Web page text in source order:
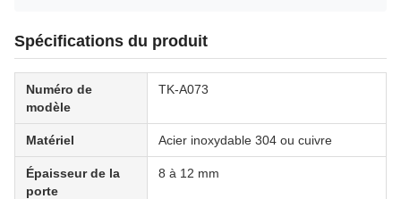
Spécifications du produit
Numéro de
modèle
TK-A073
Matériel Acier inoxydable 304 ou cuivre
Épaisseur de la
porte
8 à 12 mm